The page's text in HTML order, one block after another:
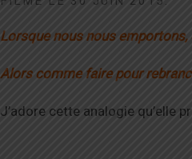
Lorsque nous nous emportons,
Alors comme faire pour
J’adore cette analogie qu’elle